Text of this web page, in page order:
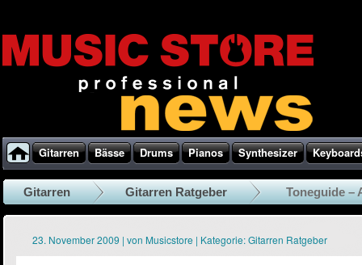
Gitarren Bässe Drums Pianos Synthesizer
Gitarren Gitarren Ratgeber Toneguide –
23. November 2009 | von Musicstore | Kategorie:Gitarren Ratgeber